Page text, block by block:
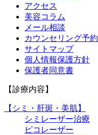
アクセス
美容コラム
メール相談
カウンセリング予約
サイトマップ
個人情報保護方針
保護者同意書
【診療内容】
【シミ・肝斑・美肌】
シミレーザー治療
ピコレーザー